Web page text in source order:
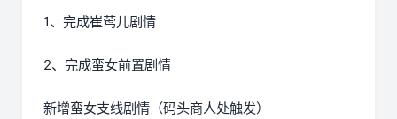
1、完成崔莺儿剧情
2、完成蛮女前置剧情
新增蛮女支线剧情（码头商人处触发）